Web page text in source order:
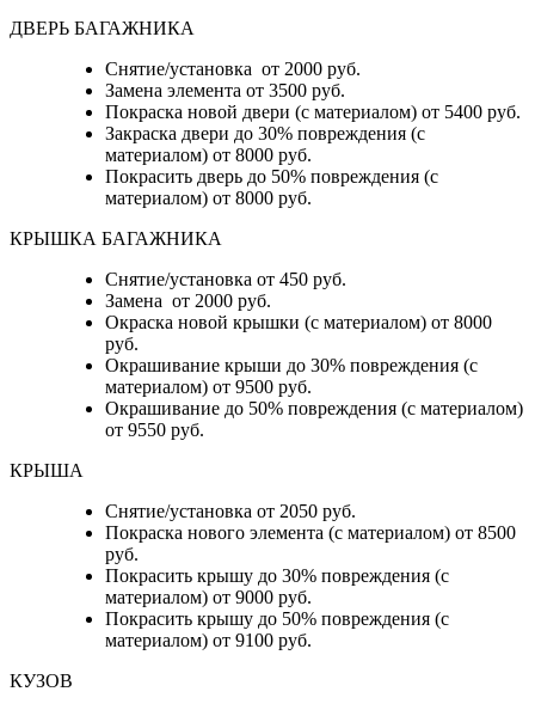
ДВЕРЬ БАГАЖНИКА
Снятие/установка от 2000 руб.
Замена элемента от 3500 руб.
Покраска новой двери (с материалом) от 5400 руб.
Закраска двери до 30% повреждения (с
материалом) от 8000 руб.
Покрасить дверь до 50% повреждения (с
материалом) от 8000 руб.
КРЫШКА БАГАЖНИКА
Снятие/установка от 450 руб.
Замена от 2000 руб.
Окраска новой крышки (с материалом) от 8000
руб.
Окрашивание крыши до 30% повреждения (с
материалом) от 9500 руб.
Окрашивание до 50% повреждения (с материалом)
от 9550 руб.
КРЫША
Снятие/установка от 2050 руб.
Покраска нового элемента (с материалом) от 8500
руб.
Покрасить крышу до 30% повреждения (с
материалом) от 9000 руб.
Покрасить крышу до 50% повреждения (с
материалом) от 9100 руб.
КУЗОВ